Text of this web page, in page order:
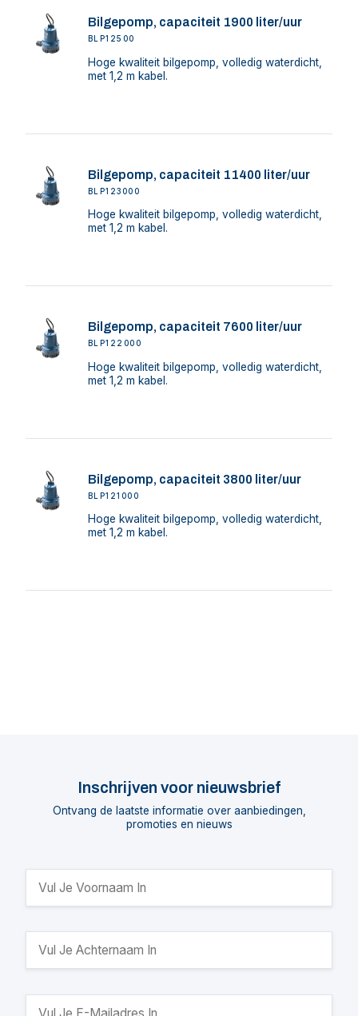
Bilgepomp, capaciteit 1900 liter/uur
BLP12500
Hoge kwaliteit bilgepomp, volledig waterdicht,
met 1,2 m kabel.
Bilgepomp, capaciteit 11400 liter/uur
BLP123000
Hoge kwaliteit bilgepomp, volledig waterdicht,
met 1,2 m kabel.
Bilgepomp, capaciteit 7600 liter/uur
BLP122000
Hoge kwaliteit bilgepomp, volledig waterdicht,
met 1,2 m kabel.
Bilgepomp, capaciteit 3800 liter/uur
BLP121000
Hoge kwaliteit bilgepomp, volledig waterdicht,
met 1,2 m kabel.
Inschrijven voor nieuwsbrief
Ontvang de laatste informatie over aanbiedingen,
promoties en nieuws